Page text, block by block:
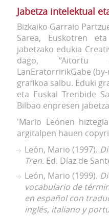
Jabetza intelektual
Bizkaiko Garraio
Sarea, Euskotren
jabetzako edukia
dago, “Aitortu
LanEratorririkGabe
grafikoa salbu. Eduki
eta Euskal Trenbide
Bilbao enpresen
'Mario Leónen
argitalpen hauen
León, Mario (1997).
Tren. Ed. Díaz de
León, Mario (1999).
vocabulario de
en español con
inglés, italiano y